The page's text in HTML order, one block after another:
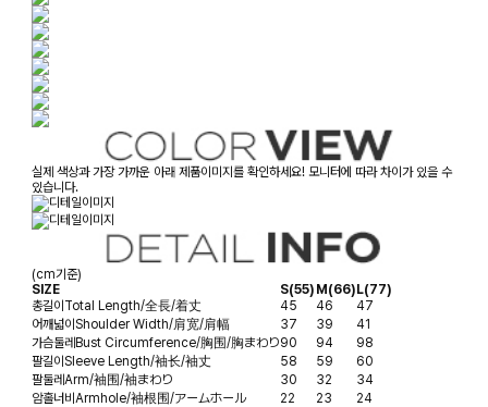
실제 색상과 가장 가까운 아래 제품이미지를 확인하세요! 모니터에 따라 차이가 있을 수
있습니다.
(cm기준)
SIZE
S(55) M(66)L(77)
총길이Total Length/全長/着丈 45 46
47
어깨넓이Shoulder Width/肩宽/肩幅 37 39
41
가슴둘레Bust Circumference/胸围/胸まわり90 94
98
팔길이Sleeve Length/袖长/袖丈 58 59
60
팔둘레Arm/袖围/袖まわり 30 32
34
암홀너비Armhole/袖根围/アームホール 22 23
24